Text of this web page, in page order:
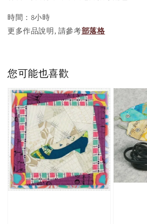
時間：8小時
更多作品說明, 請參考部落格
您可能也喜歡